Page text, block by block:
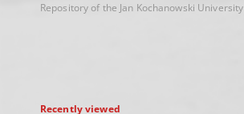
Repository of the Jan Kochanowski University
Recently viewed